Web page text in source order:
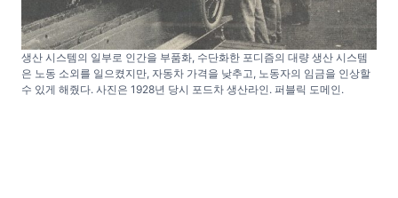
생산 시스템의 일부로 인간을 부품화, 수단화한 포디즘의 대량 생산 시스템
은 노동 소외를 일으켰지만, 자동차 가격을 낮추고, 노동자의 임금을 인상할
수 있게 해줬다. 사진은 1928년 당시 포드차 생산라인. 퍼블릭 도메인.